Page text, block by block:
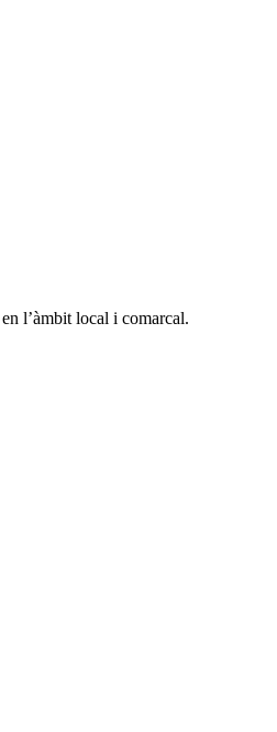
l’àmbit local i comarcal.